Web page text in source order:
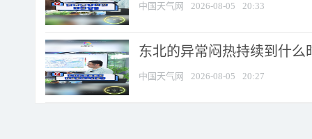
中国天气网 2026-08-05 20:33
东北的异常闷热持续到什么
中国天气网 2026-08-05 20:27